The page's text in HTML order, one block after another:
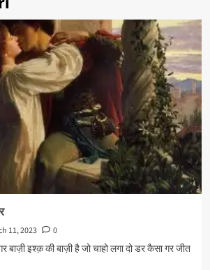
11, 2023
0
इश्क़ की बाज़ी है जो चाहो लगा दो डर कैसा गर जीत